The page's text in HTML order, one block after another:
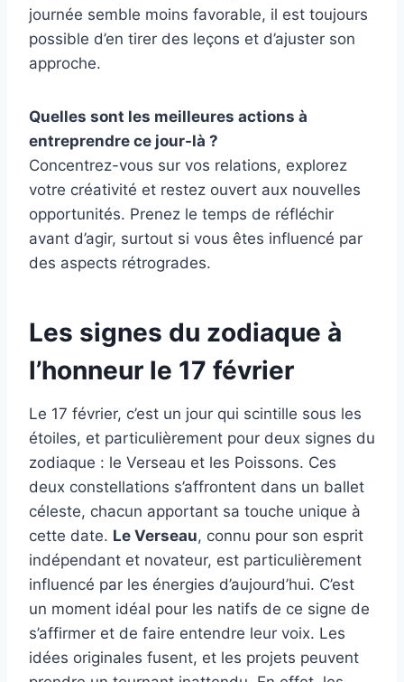
journée semble moins favorable, il est toujours
possible d’en tirer des leçons et d’ajuster son
approche.
Quelles sont les meilleures actions à
entreprendre ce jour-là ?
Concentrez-vous sur vos relations, explorez
votre créativité et restez ouvert aux nouvelles
opportunités. Prenez le temps de réfléchir
avant d’agir, surtout si vous êtes influencé par
des aspects rétrogrades.
Les signes du zodiaque à
l’honneur le 17 février
Le 17 février, c’est un jour qui scintille sous les
étoiles, et particulièrement pour deux signes du
zodiaque : le Verseau et les Poissons. Ces
deux constellations s’affrontent dans un ballet
céleste, chacun apportant sa touche unique à
cette date. Le Verseau, connu pour son esprit
indépendant et novateur, est particulièrement
influencé par les énergies d’aujourd’hui. C’est
un moment idéal pour les natifs de ce signe de
s’affirmer et de faire entendre leur voix. Les
idées originales fusent, et les projets peuvent